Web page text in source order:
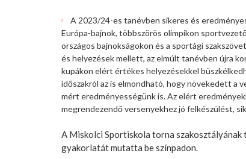
A 2023/24-es tanévben sikeres és
Európa-bajnok, többszörös olimpikon
országos bajnokságokon és a sportági
és helyezések mellett, az elmúlt tanévben újra
kupákon elért értékes helyezésekkel
időszakról az is elmondható, hogy növekedett a
mért eredményességünk is. Az elért
megrendezendő versenyekhez jó felkészülést,
A Miskolci Sportiskola torna
gyakorlatát mutatta be színpadon.